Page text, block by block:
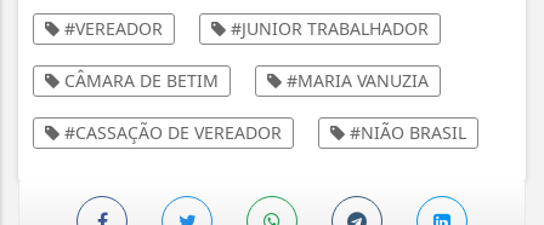
#VEREADOR #JUNIOR TRABALHADOR
CÂMARA DE BETIM #MARIA VANUZIA
#CASSAÇÃO DE VEREADOR #NIÃO BRASIL